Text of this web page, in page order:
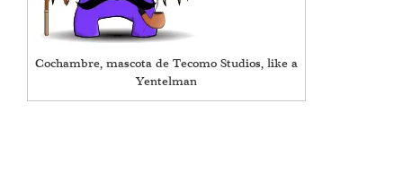
Cochambre, mascota de Tecomo Studios, like a
Yentelman